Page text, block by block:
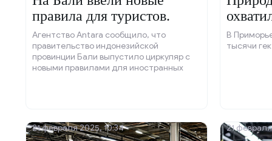
правила для туристов.
Агентство Antara сообщило, что
правительство индонезийской
провинции Бали выпустило циркуляр с
новыми правилами для иностранных
В
тысячи
21 февраля 2025, 10:34 21